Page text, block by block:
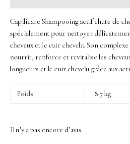
Capilicare Shampooing actif chute de
spécialement pour nettoyer
cheveux et le cuir chevelu. Son complexe
nourrit, renforce et revitalise les
longueurs et le cuir chevelu grâce aux
Poids 8.7 kg
Il n’y a pas encore d’avis.